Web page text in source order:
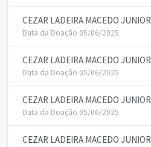
CEZAR LADEIRA MACEDO JUNIOR
Data da Doação 05/06/2025
CEZAR LADEIRA MACEDO JUNIOR
Data da Doação 05/06/2025
CEZAR LADEIRA MACEDO JUNIOR
Data da Doação 05/06/2025
CEZAR LADEIRA MACEDO JUNIOR